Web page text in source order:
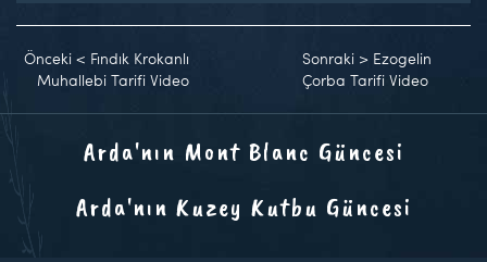
Önceki < Fındık Krokanlı
Muhallebi Tarifi Video
Sonraki > Ezogelin
Çorba Tarifi Video
Arda'nın Mont Blanc Güncesi
Arda'nın Kuzey Kutbu Güncesi